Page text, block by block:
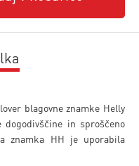
blagovne znamke Helly
in sproščeno
znamka HH je uporabila